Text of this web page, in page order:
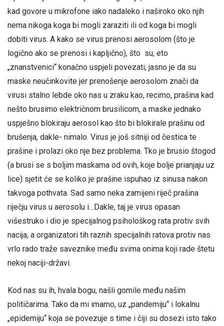
kad govore u mikrofone iako nadaleko i naširoko oko njih
nema nikoga koga bi mogli zaraziti ili od koga bi mogli
dobiti virus. A kako se virus prenosi aerosolom (što je
logično ako se prenosi i kapljično), što su, eto
„znanstvenici“ konačno uspjeli povezati, jasno je da su
maske neučinkovite jer prenošenje aerosolom znači da
virusi stalno lebde oko nas u zraku kao, recimo, prašina kad
nešto brusimo električnom brusilicom, a maske jednako
uspješno blokiraju aerosol kao što bi blokirale prašinu od
brušenja, dakle- nimalo. Virus je još sitniji od čestica te
prašine i prolazi oko nje bez problema. Tko je brusio štogod
(a brusi se s boljim maskama od ovih, koje bolje prianjaju uz
lice) sjetit će se koliko je prašine ispuhao iz sinusa nakon
takvoga pothvata. Sad samo neka zamijeni riječ prašina
riječju virus u aerosolu i…Dakle, taj je virus opasan
višestruko i dio je specijalnog psihološkog rata protiv svih
nacija, a organizatori tih raznih specijalnih ratova protiv nas
vrlo rado traže saveznike među svima onima koji rade štetu
nekoj naciji-državi.
Kod nas su ih, hvala bogu, našli gomile među našim
političarima. Tako da mi imamo, uz „pandemiju“ i lokalnu
„epidemiju“ koja se povezuje s time i čiji su dosezi isto tako